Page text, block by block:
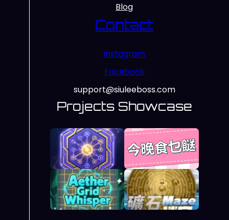
Blog
Contact
Instagram
Facebook
support@siuleeboss.com
Projects Showcase